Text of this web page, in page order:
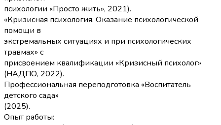
психологии «Просто жить», 2021).
«Кризисная психология. Оказание психологической
помощи в
экстремальных ситуациях и при психологических
травмах» с
присвоением квалификации «Кризисный психолог»
(НАДПО, 2022).
Профессиональная переподготовка «Воспитатель
детского сада»
(2025).
Опыт работы: